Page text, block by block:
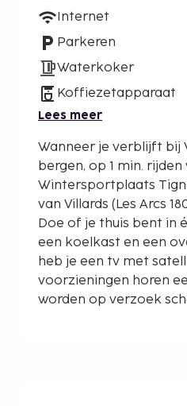
Internet
Parkeren
Waterkoker
Koffiezetapparaat
Lees meer
Wanneer je verblijft bij
bergen, op 1 min.
Wintersportplaats Tignes. Deze residentie in een skigebied ligt op
van Villards (Les Arcs
Doe of je thuis bent in
een koelkast en een
heb je een tv met
voorzieningen horen
worden op verzoek